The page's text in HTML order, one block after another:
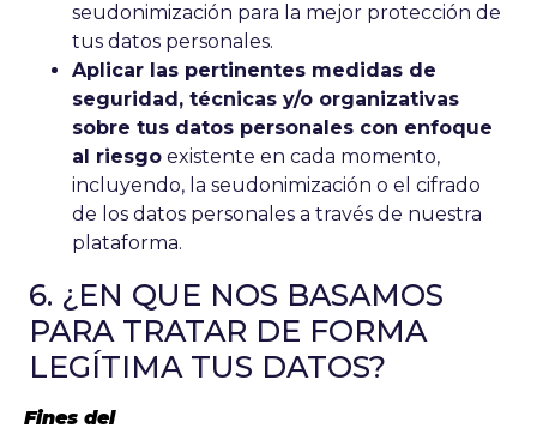
seudonimización para la mejor protección de
tus datos personales.
Aplicar las pertinentes medidas de
seguridad, técnicas y/o organizativas
sobre tus datos personales con enfoque
al riesgo existente en cada momento,
incluyendo, la seudonimización o el cifrado
de los datos personales a través de nuestra
plataforma.
6. ¿EN QUE NOS BASAMOS
PARA TRATAR DE FORMA
LEGÍTIMA TUS DATOS?
Fines del